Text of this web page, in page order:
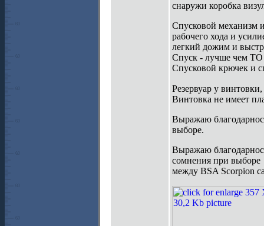
снаружи коробка
Спусковой механизм
рабочего хода и
легкий дожим и
Спуск - лучше чем ТО
Спусковой крючек и
Резервуар у
Винтовка не имеет
Выражаю
выборе.
Выражаю
сомнения при выборе
между BSA Scorpion